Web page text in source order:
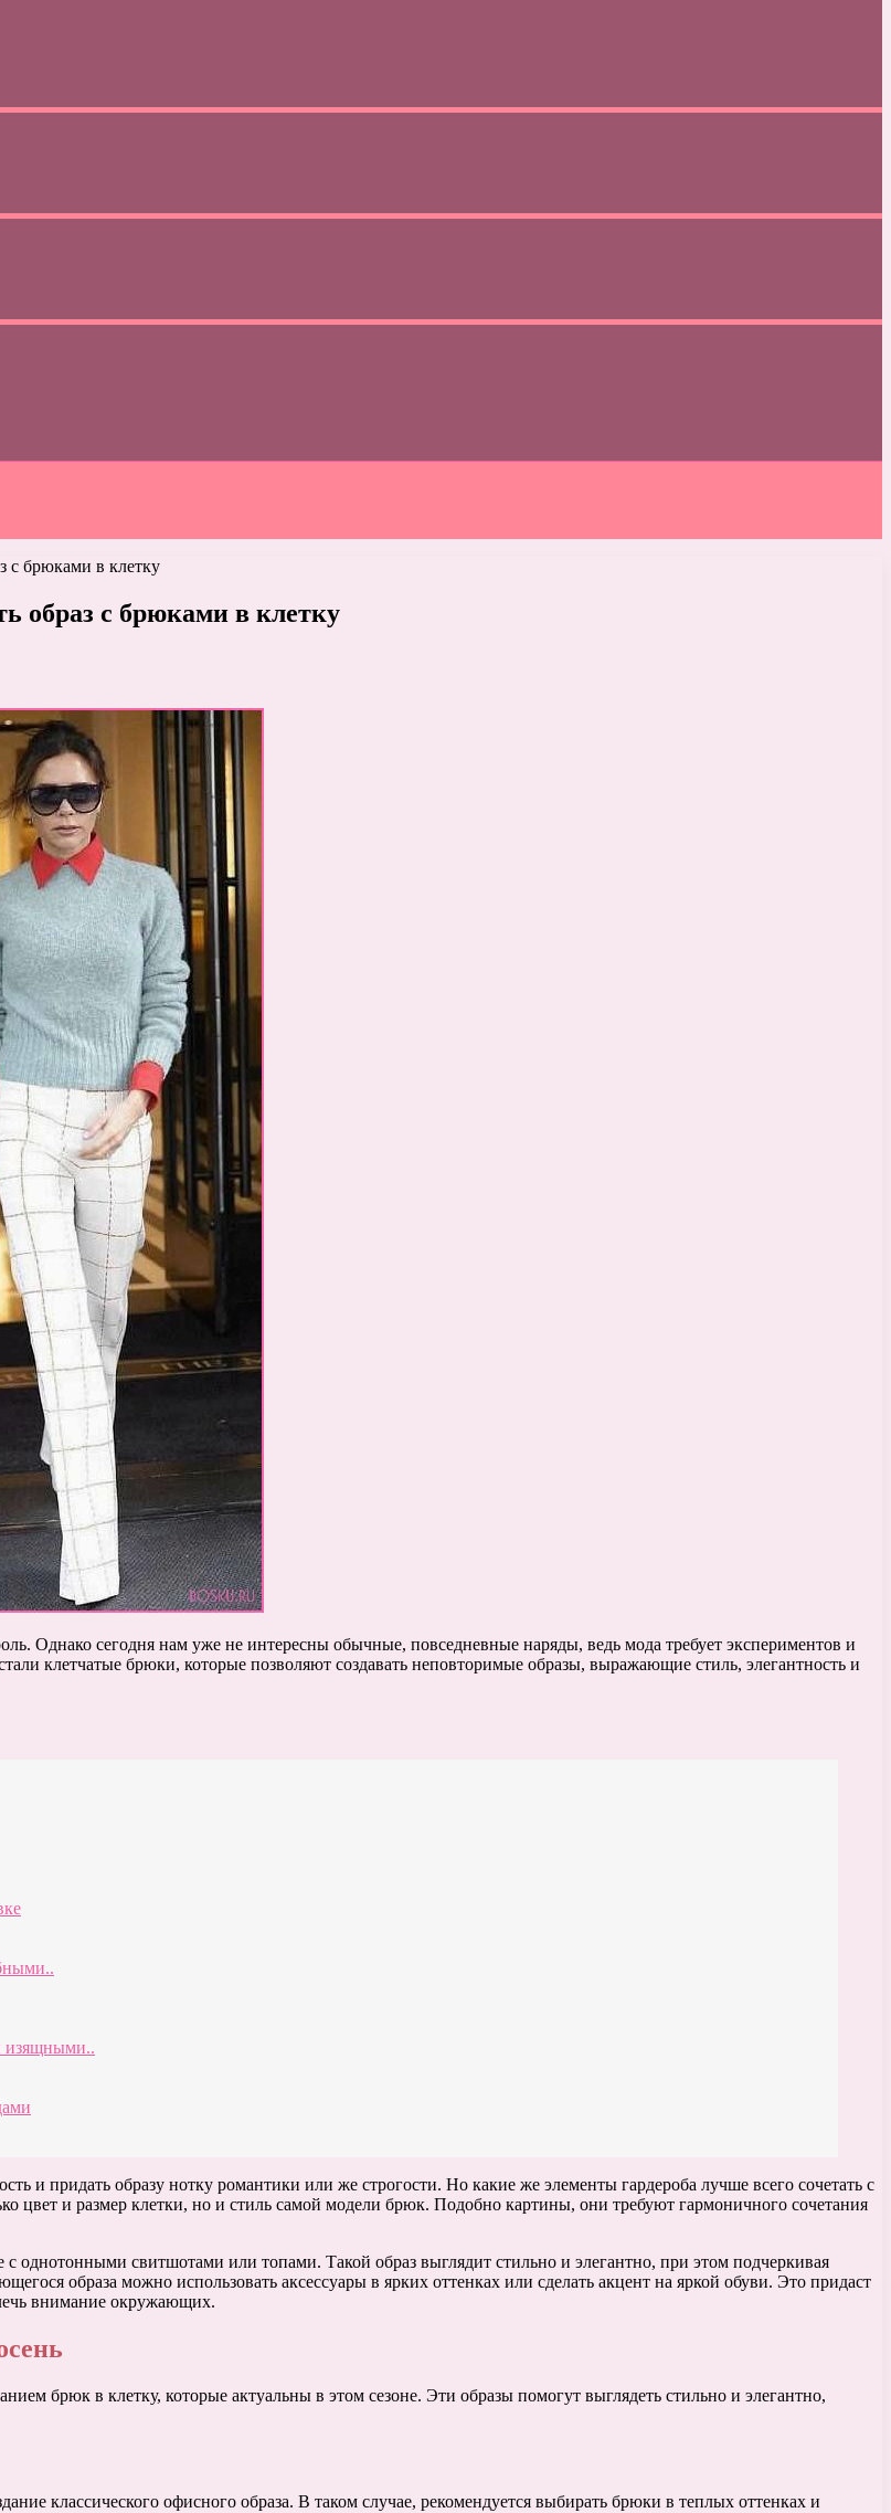
с брюками в клетку
образ с брюками в клетку
Однако сегодня нам уже не интересны обычные, повседневные наряды, ведь мода требует экспериментов и
клетчатые брюки, которые позволяют создавать неповторимые образы, выражающие стиль, элегантность и
изящными..
и придать образу нотку романтики или же строгости. Но какие же элементы гардероба лучше всего сочетать с
цвет и размер клетки, но и стиль самой модели брюк. Подобно картины, они требуют гармоничного сочетания
однотонными свитшотами или топами. Такой образ выглядит стильно и элегантно, при этом подчеркивая
образа можно использовать аксессуары в ярких оттенках или сделать акцент на яркой обуви. Это придаст
внимание окружающих.
брюк в клетку, которые актуальны в этом сезоне. Эти образы помогут выглядеть стильно и элегантно,
классического офисного образа. В таком случае, рекомендуется выбирать брюки в теплых оттенках и